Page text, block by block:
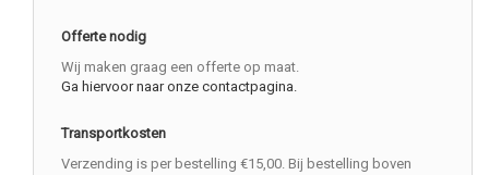
Offerte nodig
Wij maken graag een offerte op maat.
Ga hiervoor naar onze contactpagina.
Transportkosten
Verzending is per bestelling €15,00. Bij bestelling boven